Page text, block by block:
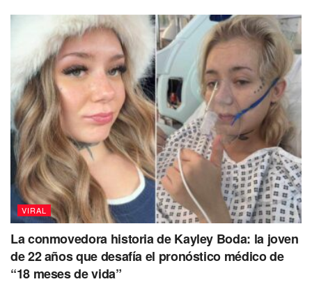
bebé, es mi hijo”, se escucha decir a la
mujer que llora desconsoladamente y
se tira al piso.
La mujercontinúa con el llanto mientras habla por
teléfonoy casi al final del videocomienza a golpearse
en la cabeza
con su mano.
García Harfuch publicó el videoen donde se ve al
elemento de seguridadenfrentarse con los delincuentes
para frustrar el asalto.
Aunque en las imágenes no se ve
cuando uno de los ladrones cae abatido, el titular de la
SSC informó del hecho.
El funcionario señaló que el elemento de seguridad iba
a tener todo el apoyo y reconocimiento por su labor al
VIRAL
La conmovedora historia de Kayley Boda: la joven
de 22 años que desafía el pronóstico médico de
“18 meses de vida”